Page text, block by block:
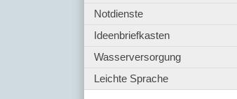
Notdienste
Ideenbriefkasten
Wasserversorgung
Leichte Sprache